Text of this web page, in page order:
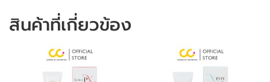
สินค้าที่เกี่ยวข้อง